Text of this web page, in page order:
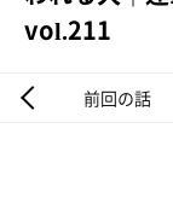
vol.211
前回の話